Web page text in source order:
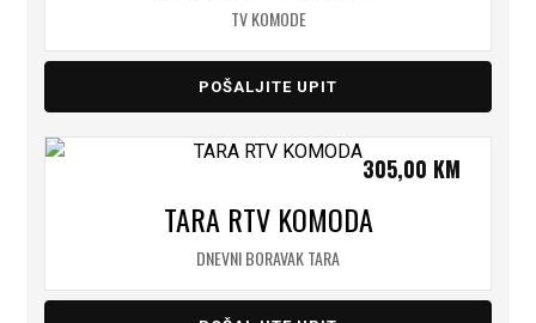
TV KOMODE
POŠALJITE UPIT
TARA RTV KOMODA
DNEVNI BORAVAK TARA
305,00 KM